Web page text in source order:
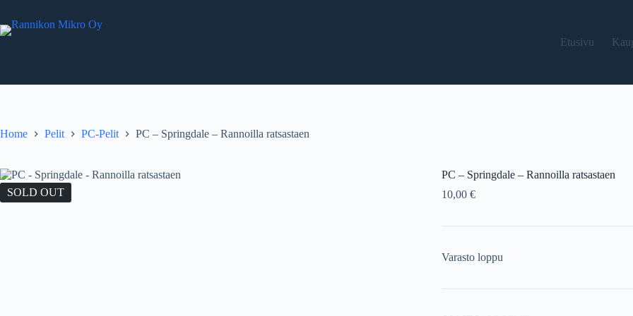
content
Etusivu
Home Pelit PC-Pelit PC – Springdale – Rannoilla ratsastaen
SOLD OUT
PC – Springdale – Rannoilla ratsastaen
10,00 €
Varasto loppu